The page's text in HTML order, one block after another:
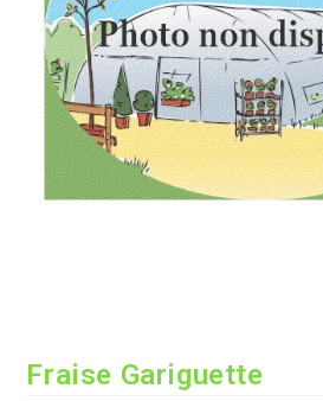
Fraise Gariguette